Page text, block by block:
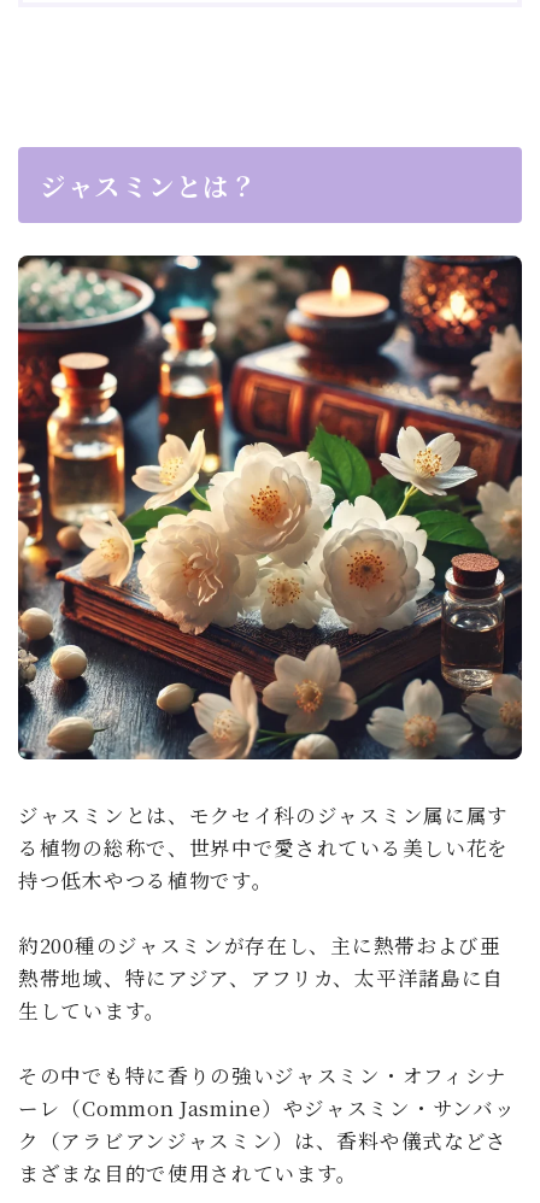
ジャスミンとは？
ジャスミンとは、モクセイ科のジャスミン属に属す
る植物の総称で、世界中で愛されている美しい花を
持つ低木やつる植物です。
約200種のジャスミンが存在し、主に熱帯および亜
熱帯地域、特にアジア、アフリカ、太平洋諸島に自
生しています。
その中でも特に香りの強いジャスミン・オフィシナ
ーレ（Common Jasmine）やジャスミン・サンバッ
ク（アラビアンジャスミン）は、香料や儀式などさ
まざまな目的で使用されています。